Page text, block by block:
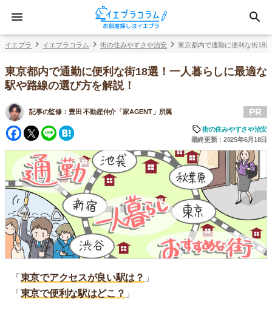
イエプラ イエプラコラム 街の住みやすさや治安 東京都内で通勤に便利な街18
東京都内で通勤に便利な街18選！一人暮らしに最適な
駅や路線の選び方を解説！
記事の監修： 豊田 不動産仲介「家AGENT」所属
Facebook
Twitter
Line
PR
街の住みやすさや治安
最終更新：2025年6月18日
「 東京でアクセスが良い駅は？ 」
「 東京で便利な駅はどこ？ 」